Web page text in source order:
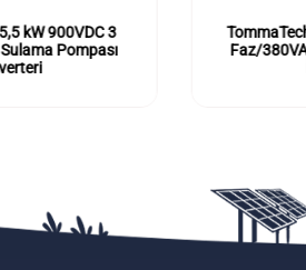
900VDC 3
Pompası
TommaTech 7,5
Faz/380VAC